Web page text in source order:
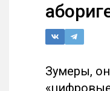
Зумеры,